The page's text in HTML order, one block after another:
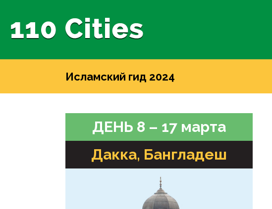
Исламский гид 2024
ДЕНЬ 8 – 17 марта
Дакка, Бангладеш